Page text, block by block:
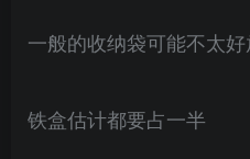
一般的收纳袋可能不太好
铁盒估计都要占一半